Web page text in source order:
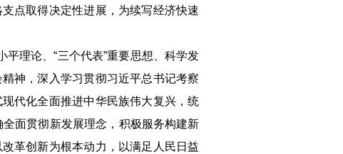
点取得决定性进展，为续写经济快速
理论、“三个代表”重要思想、科学发
神，深入学习贯彻习近平总书记考察
代化全面推进中华民族伟大复兴，统
全面贯彻新发展理念，积极服务构建新
革创新为根本动力，以满足人民日益